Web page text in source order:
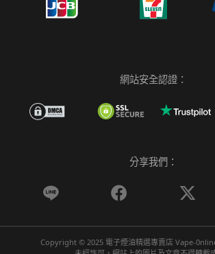
網站安全認證：
分享我們：
  
Copyright © 2025 電子煙油精選專賣店 Vape-